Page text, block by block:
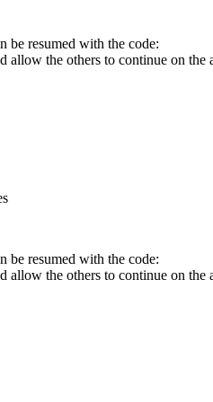
be resumed with the code:
allow the others to continue on the
be resumed with the code:
allow the others to continue on the